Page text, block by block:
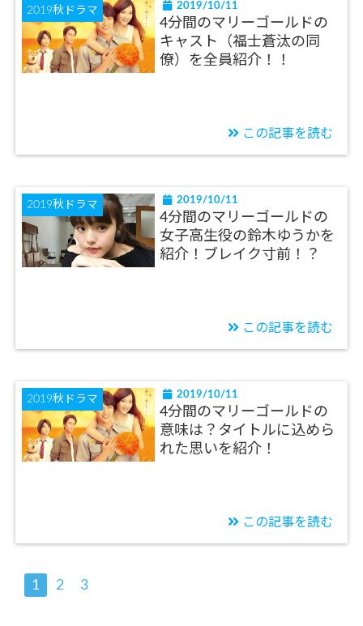
2019秋ドラマ 2019/10/11
4分間のマリーゴールドの
キャスト（福士蒼汰の同
僚）を全員紹介！！
この記事を読む
2019秋ドラマ 2019/10/11
4分間のマリーゴールドの
女子高生役の鈴木ゆうかを
紹介！ブレイク寸前！？
この記事を読む
2019秋ドラマ 2019/10/11
4分間のマリーゴールドの
意味は？タイトルに込めら
れた思いを紹介！
この記事を読む
1 2 3